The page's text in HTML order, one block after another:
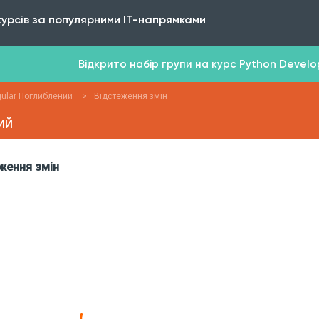
за популярними IT-напрямками
Відкрито набір групи на курс Python
Поглиблений > Відстеження змін
змін